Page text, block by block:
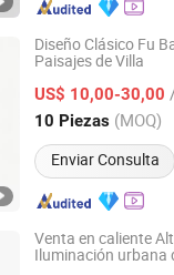
Diseño Clásico Fu
Paisajes de Villa
US$ 10,00-30,00
10 Piezas (MOQ)
Enviar Consulta
Xiangrui Hongsheng
Desde 2026
Venta en caliente
Iluminación urbana
Lighting Technology